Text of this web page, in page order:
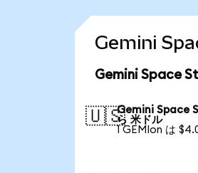
Gemini
Gemini Space
🇺🇸Gemini Space
ら 米ドル
1 GEMIon は